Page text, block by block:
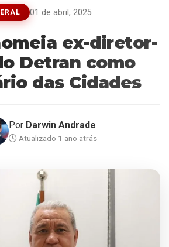
01 de abril, 2025
ex-diretor-
Detran como
das Cidades
Por Darwin Andrade
Atualizado 1 ano atrás